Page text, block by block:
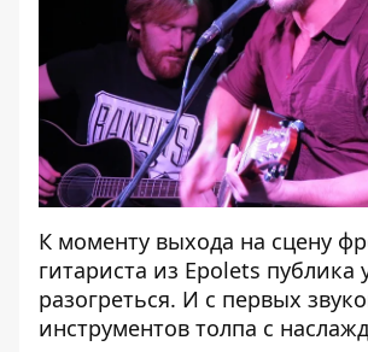
К моменту выхода на сцену
гитариста из Epolets публика
разогреться. И с первых
инструментов толпа с